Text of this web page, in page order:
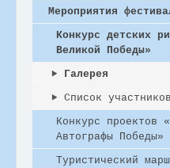
Мероприятия
Конкурс детских
Великой Победы»
Галерея
Список
Конкурс проектов
Автографы Победы»
Туристический